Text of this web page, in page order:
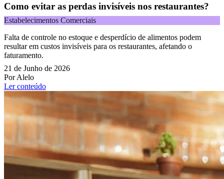
Como evitar as perdas invisíveis nos restaurantes?
Estabelecimentos Comerciais
Falta de controle no estoque e desperdício de alimentos podem
resultar em custos invisíveis para os restaurantes, afetando o
faturamento.
21 de Junho de 2026
Por Alelo
Ler conteúdo